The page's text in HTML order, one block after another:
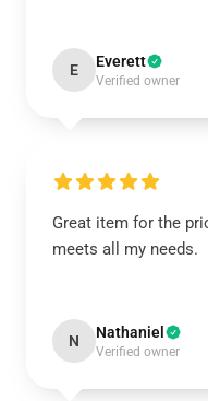
E Everett
Verified owner
Great item for the
meets all my needs.
N Nathaniel
Verified owner